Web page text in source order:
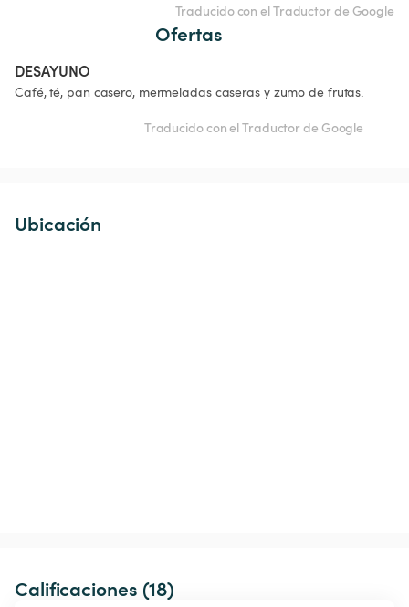
Traducido con el Traductor de Google
Ofertas
DESAYUNO
Café, té, pan casero, mermeladas caseras y zumo de frutas.
Traducido con el Traductor de Google
Ubicación
Calificaciones (18)